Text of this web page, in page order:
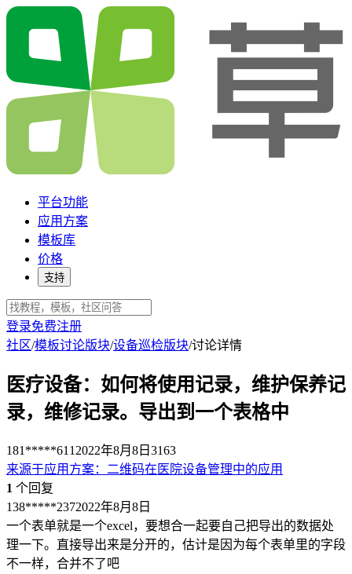
平台功能
应用方案
模板库
价格
支持
登录免费注册
社区/模板讨论版块/设备巡检版块/讨论详情
医疗设备：如何将使用记录，维护保养记
录，维修记录。导出到一个表格中
181*****611 2022年8月8日 3163
来源于应用方案： 二维码在医院设备管理中的应用
1 个回复
138*****2372022年8月8日
一个表单就是一个excel，要想合一起要自己把导出的数据处
理一下。直接导出来是分开的，估计是因为每个表单里的字段
不一样，合并不了吧